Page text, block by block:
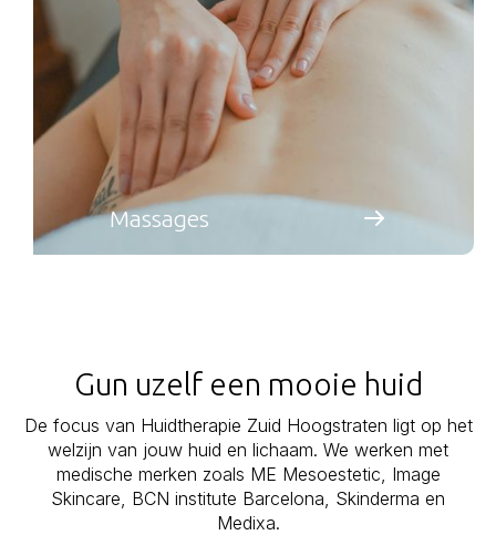
Massages
Gun uzelf een mooie huid
De focus van Huidtherapie Zuid Hoogstraten ligt op het
welzijn van jouw huid en lichaam. We werken met
medische merken zoals ME Mesoestetic, Image
Skincare, BCN institute Barcelona, Skinderma en
Medixa.